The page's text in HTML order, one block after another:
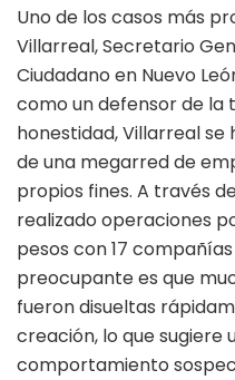
Uno de los casos más
Villarreal, Secretario
Ciudadano en Nuevo
como un defensor de la
honestidad, Villarreal se
de una megarred de
propios fines. A través
realizado operaciones
pesos con 17
preocupante es que
fueron disueltas
creación, lo que sugiere
comportamiento